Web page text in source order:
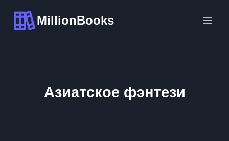
содержимому
MillionBooks
Азиатское фэнтези